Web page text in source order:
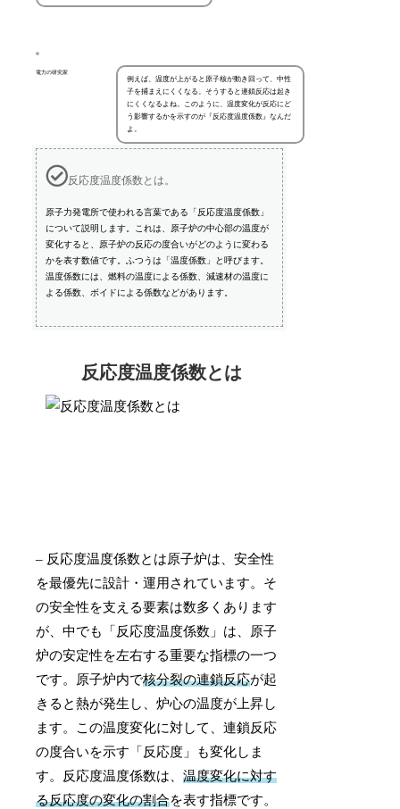
電力の研究家
例えば、温度が上がると原子核が動き回って、中性
子を捕まえにくくなる。そうすると連鎖反応は起き
にくくなるよね。このように、温度変化が反応にど
う影響するかを示すのが『反応度温度係数』なんだ
よ。
反応度温度係数とは。
原子力発電所で使われる言葉である「反応度温度係数」
について説明します。これは、原子炉の中心部の温度が
変化すると、原子炉の反応の度合いがどのように変わる
かを表す数値です。ふつうは「温度係数」と呼びます。
温度係数には、燃料の温度による係数、減速材の温度に
よる係数、ボイドによる係数などがあります。
反応度温度係数とは
– 反応度温度係数とは原子炉は、安全性
を最優先に設計・運用されています。そ
の安全性を支える要素は数多くあります
が、中でも「反応度温度係数」は、原子
炉の安定性を左右する重要な指標の一つ
です。原子炉内で核分裂の連鎖反応が起
きると熱が発生し、炉心の温度が上昇し
ます。この温度変化に対して、連鎖反応
の度合いを示す「反応度」も変化しま
す。反応度温度係数は、温度変化に対す
る反応度の変化の割合を表す指標です。